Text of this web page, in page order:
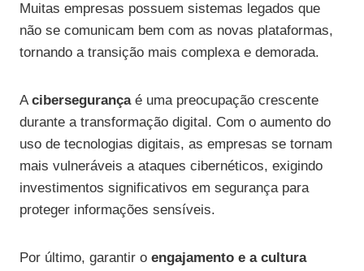
Muitas empresas possuem sistemas legados que
não se comunicam bem com as novas plataformas,
tornando a transição mais complexa e demorada.
Acibersegurançaé uma preocupação crescente
durante a transformação digital. Com o aumento do
uso de tecnologias digitais, as empresas se tornam
mais vulneráveis a ataques cibernéticos, exigindo
investimentos significativos em segurança para
proteger informações sensíveis.
Por último, garantir o engajamento e a cultura